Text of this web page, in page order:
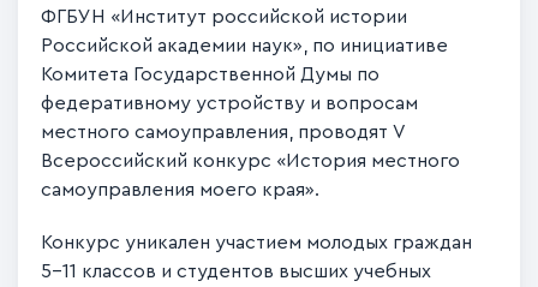
ФГБУН «Институт российской истории
Российской академии наук», по инициативе
Комитета Государственной Думы по
федеративному устройству и вопросам
местного самоуправления, проводят V
Всероссийский конкурс «История местного
самоуправления моего края».
Конкурс уникален участием молодых граждан
5-11 классов и студентов высших учебных